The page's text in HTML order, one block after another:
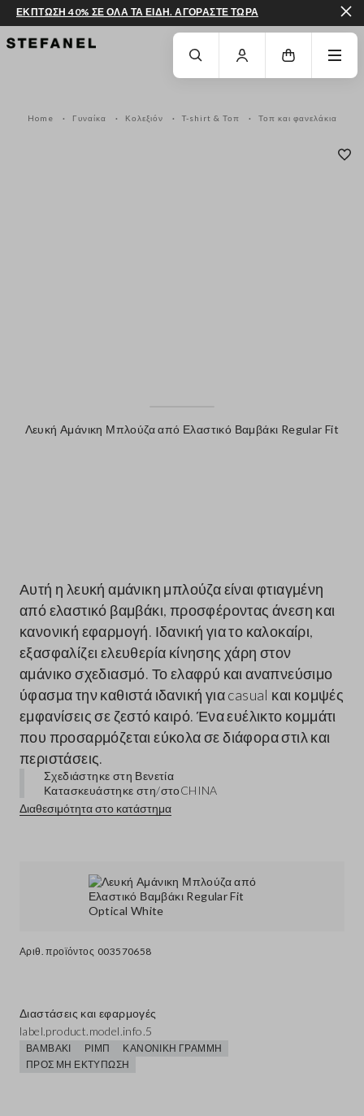
ΜΕΤΆΒΑΣΗ ΣΤΟ ΚΎΡΙΟ ΠΕΡΙΕΧΌΜΕΝΟΚΑΤΕΒΕΊΤΕ ΣΤΟ ΚΆΤΩ ΜΈΡΟΣ
ΕΚΠΤΩΣΗ 40% ΣΕ ΟΛΑ ΤΑ ΕΙΔΗ. ΑΓΟΡΑΣΤΕ ΤΩΡΑ
Home Γυναίκα Κολεξιόν T-shirt & Τοπ Τοπ και φανελάκια
Λευκή Αμάνικη Μπλούζα από Ελαστικό Βαμβάκι Regular Fit
Αριθ. προϊόντος 003570658
Αυτή η λευκή αμάνικη μπλούζα είναι φτιαγμένη
από ελαστικό βαμβάκι, προσφέροντας άνεση και
κανονική εφαρμογή. Ιδανική για το καλοκαίρι,
εξασφαλίζει ελευθερία κίνησης χάρη στον
αμάνικο σχεδιασμό. Το ελαφρύ και αναπνεύσιμο
ύφασμα την καθιστά ιδανική για casual και κομψές
εμφανίσεις σε ζεστό καιρό. Ένα ευέλικτο κομμάτι
που προσαρμόζεται εύκολα σε διάφορα στιλ και
περιστάσεις.
Σχεδιάστηκε στη Βενετία
Κατασκευάστηκε στη/στοCHINA
Διαθεσιμότητα στο κατάστημα
Διαστάσεις και εφαρμογές
label.product.model.info.5
ΒΑΜΒΆΚΙ ΡΙΜΠ
ΚΑΝΟΝΙΚΉ ΓΡΑΜΜΉ
ΠΡΟΣ ΜΗ ΕΚΤΎΠΩΣΗ